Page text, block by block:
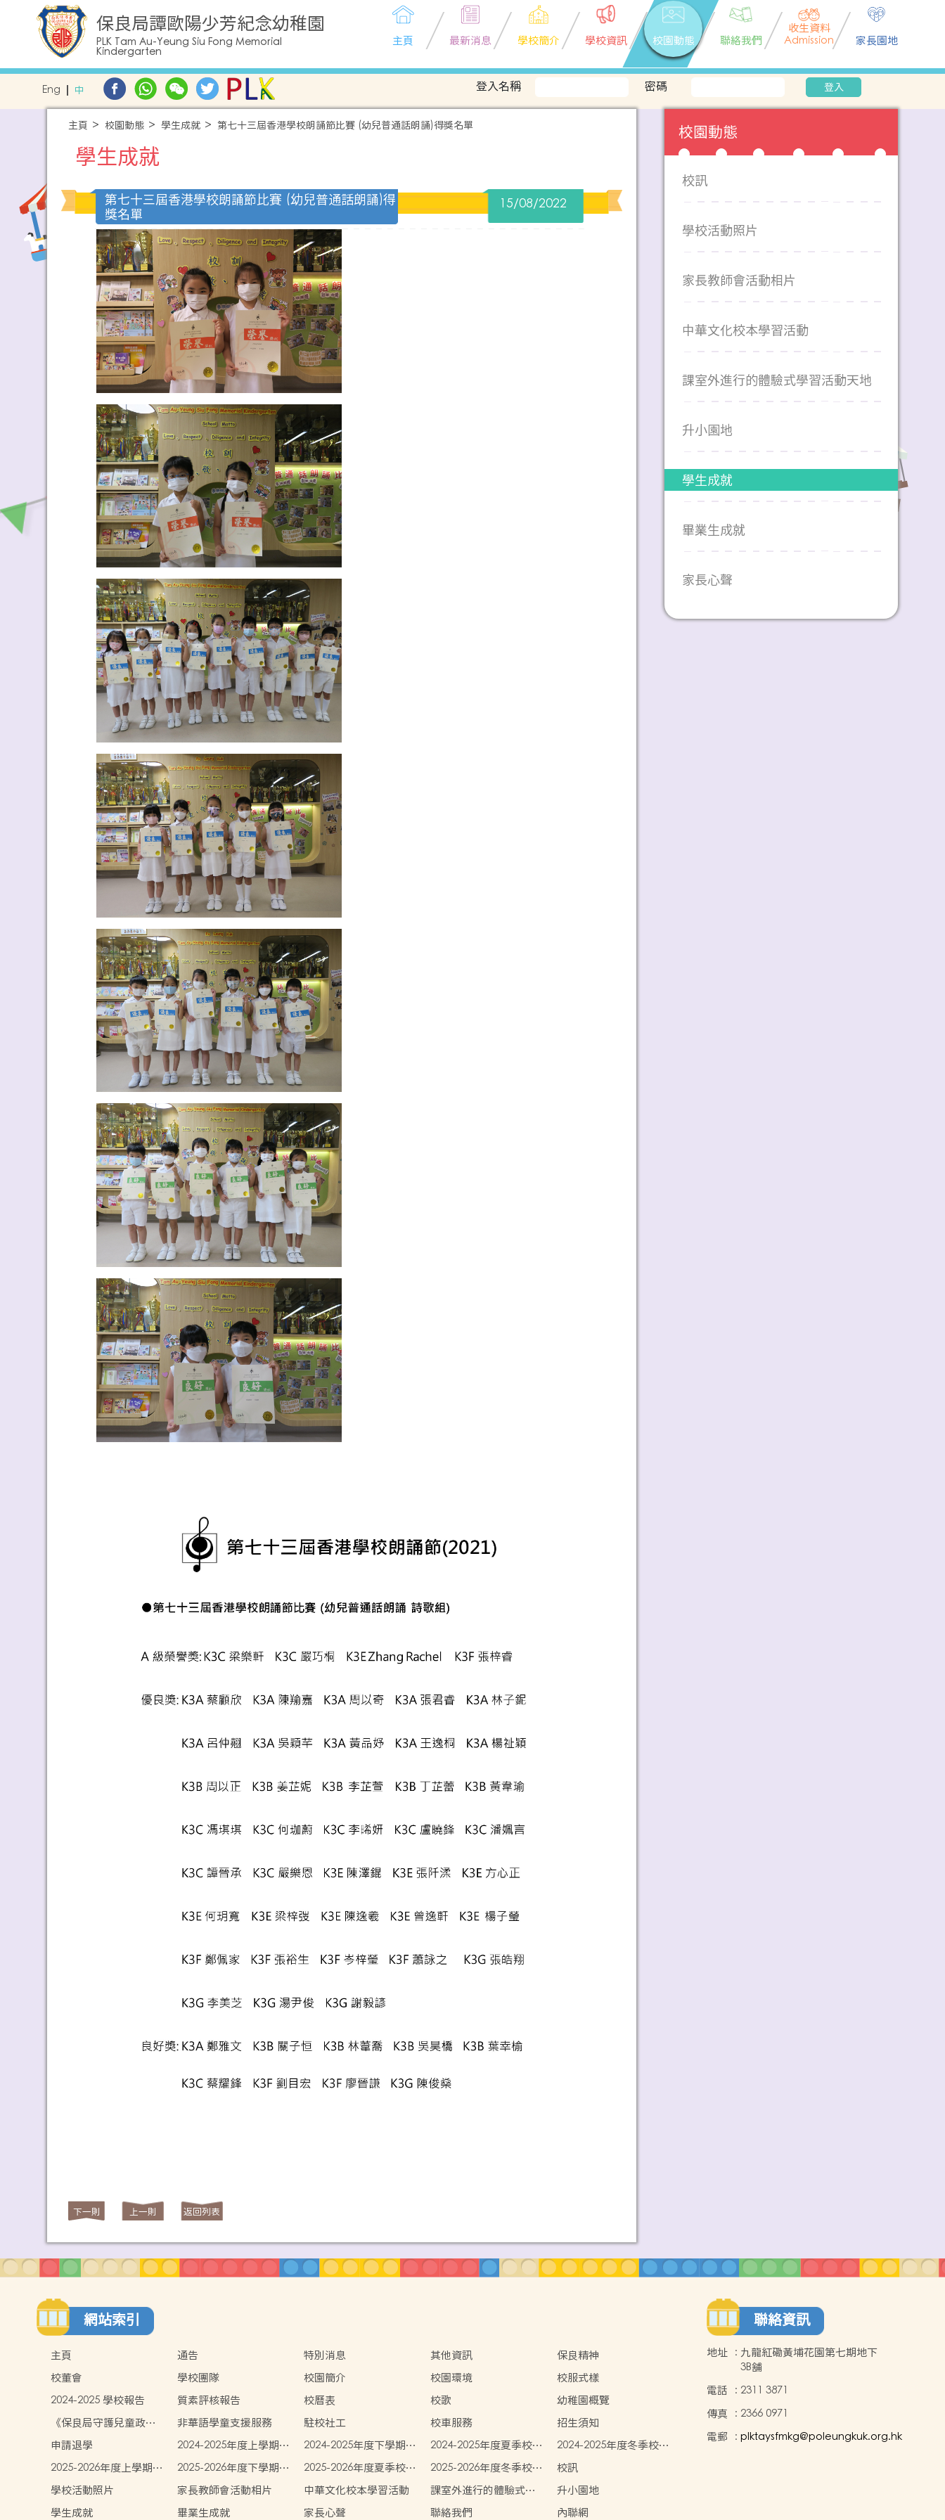
保良局譚歐陽少芳紀念幼稚園
PLK Tam Au-Yeung Siu Fong Memorial
Kindergarten
主頁 最新消息 學校簡介 學校資訊 校園動態 聯絡我們
收生資料
Admission
家長園地
Eng 中 登入名稱 密碼 登入
主頁 校園動態 學生成就 第七十三屆香港學校朗誦節比賽 (幼兒普通話朗誦)得獎名單
學生成就
第七十三屆香港學校朗誦節比賽 (幼兒普通話朗誦)得
獎名單
15/08/2022
下一則 上一則 返回列表
校園動態
校訊
學校活動照片
家長教師會活動相片
中華文化校本學習活動
課室外進行的體驗式學習活動天地
升小園地
學生成就
畢業生成就
家長心聲
網站索引
主頁 通告 特別消息 其他資訊
保良精神
校董會
學校團隊 校園簡介 校園環境
校服式樣
2024-2025 學校報告
質素評核報告 校曆表 校歌
幼稚園概覽
《保良局守護兒童政
策》
非華語學童支援服務 駐校社工 校車服務
招生須知
申請退學
2024-2025年度上學期學
生書簿雜費
2024-2025年度下學期學
生書簿雜費
2024-2025年度夏季校服
費用
2024-2025年度冬季校服
費用
2025-2026年度上學期學
生書簿雜費
2025-2026年度下學期學
生書簿雜費
2025-2026年度夏季校服
費用
2025-2026年度冬季校服
費用
校訊
學校活動照片
家長教師會活動相片 中華文化校本學習活動
課室外進行的體驗式學
習活動天地
升小園地
學生成就
畢業生成就 家長心聲 聯絡我們 內聯網
聯絡資訊
地址 : 九龍紅磡黃埔花園第七期地下
3B舖
電話 : 2311 3871
傳真 : 2366 0971
電郵 : plktaysfmkg@poleungkuk.org.hk